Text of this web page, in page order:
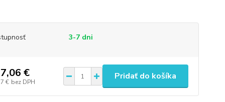
3-7 dni
€
€ bez DPH
Pridať do košíka